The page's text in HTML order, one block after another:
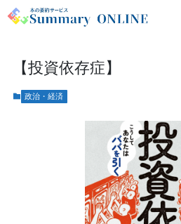
【投資依存症】
政治・経済